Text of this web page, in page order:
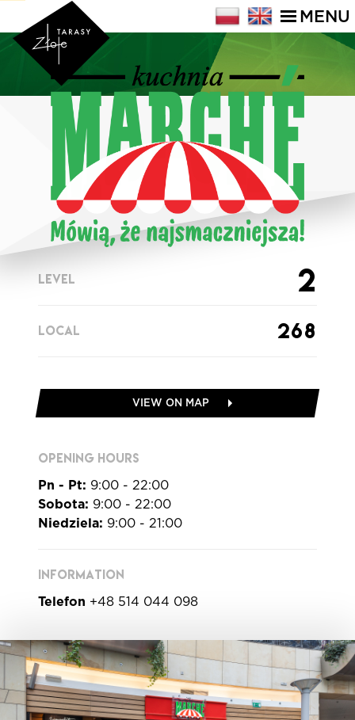
MENU
LEVEL 2
LOCAL 268
VIEW ON MAP
OPENING HOURS
Pn - Pt: 9:00 - 22:00
Sobota: 9:00 - 22:00
Niedziela: 9:00 - 21:00
INFORMATION
Telefon +48 514 044 098